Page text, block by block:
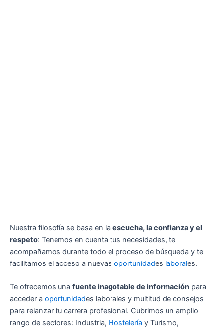
Nuestra filosofía se basa en la escucha, la confianza y el
respeto: Tenemos en cuenta tus necesidades, te
acompañamos durante todo el proceso de búsqueda y te
facilitamos el acceso a nuevas oportunidades laborales.
Te ofrecemos una fuente inagotable de información para
acceder a oportunidades laborales y multitud de consejos
para relanzar tu carrera profesional. Cubrimos un amplio
rango de sectores: Industria, Hostelería y Turismo,